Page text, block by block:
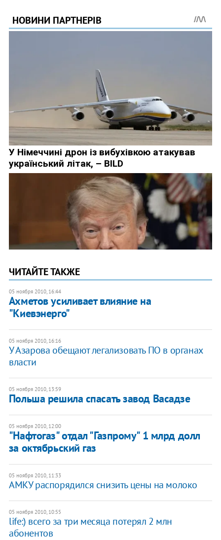
ЧИТАЙТЕ ТАКЖЕ
05 ноября 2010, 16:44
Ахметов усиливает влияние на
"Киевэнерго"
05 ноября 2010, 16:16
У Азарова обещают легализовать ПО в органах
власти
05 ноября 2010, 13:59
Польша решила спасать завод Васадзе
05 ноября 2010, 12:00
"Нафтогаз" отдал "Газпрому" 1 млрд долл
за октябрьский газ
05 ноября 2010, 11:33
АМКУ распорядился снизить цены на молоко
05 ноября 2010, 10:55
life:) всего за три месяца потерял 2 млн
абонентов